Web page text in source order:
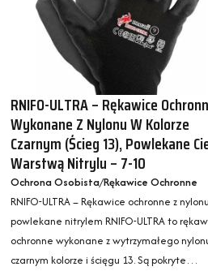
RNIFO-ULTRA – Rękawice
Wykonane Z Nylonu W Kolorze
Czarnym (ścieg 13), Powlekane
Warstwą Nitrylu – 7-10
Ochrona Osobista Rękawice Ochronne
RNIFO-ULTRA – Rękawice ochronne z nylonu
powlekane nitrylem RNIFO-ULTRA to
ochronne wykonane z wytrzymałego
czarnym kolorze i ścięgu 13. Są pokryte…